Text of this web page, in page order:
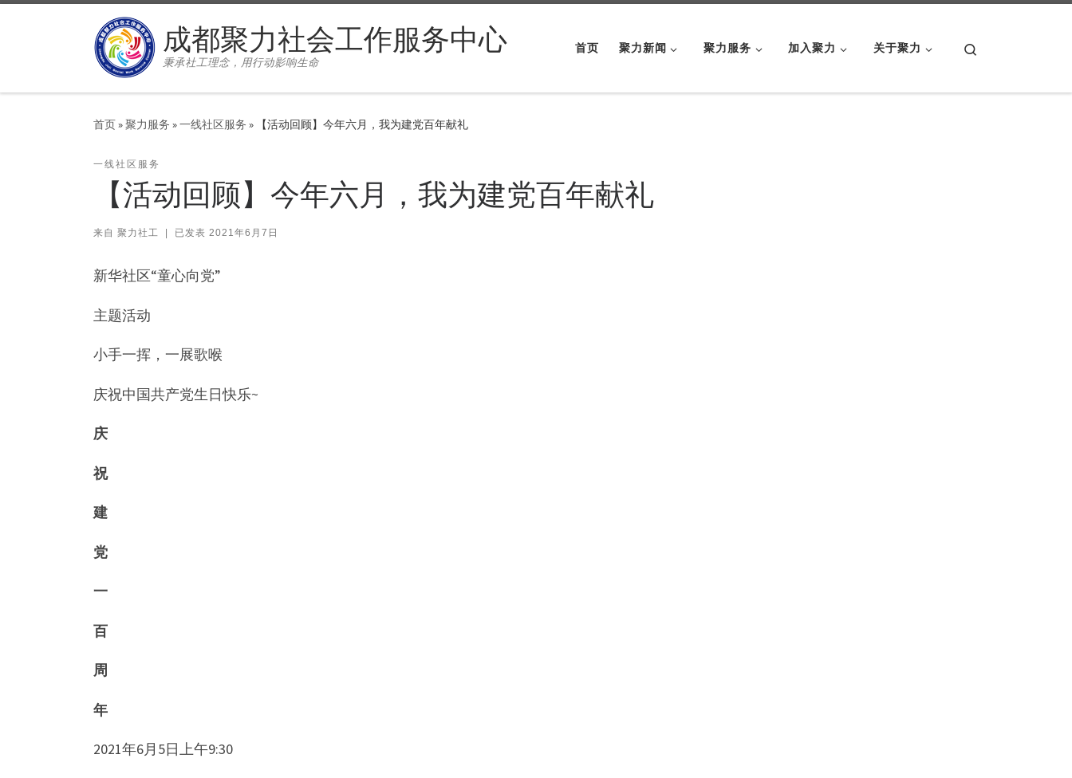
成都聚力社会工作服务中心
秉承社工理念，用行动影响生命
首页 聚力新闻 聚力服务 加入聚力 关于聚力
首页»聚力服务 »一线社区服务 » 【活动回顾】今年六月，我为建党百年献礼
一线社区服务
【活动回顾】今年六月，我为建党百年献礼
来自 聚力社工 已发表 2021年6月7日
新华社区“童心向党”
主题活动
小手一挥，一展歌喉
庆祝中国共产党生日快乐~
庆
祝
建
党
一
百
周
年
2021年6月5日上午9:30